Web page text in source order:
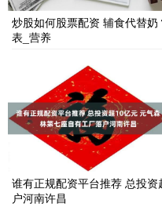
炒股如何股票配资 辅食代替
表_营养
谁有正规配资平台推荐 总投
户河南许昌